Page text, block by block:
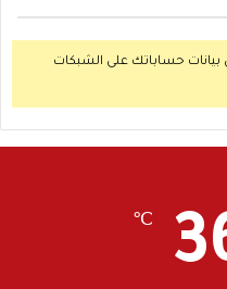
حساباتك على الشبكات
℃